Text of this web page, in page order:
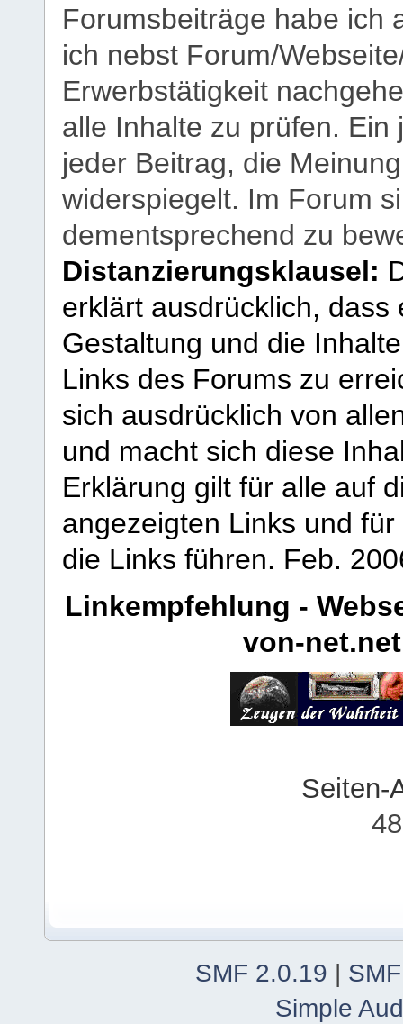
Forumsbeiträge habe ich
ich nebst Forum/
Erwerbstätigkeit
alle Inhalte zu prüfen.
jeder Beitrag, die
widerspiegelt. Im Forum
dementsprechend zu
Distanzierungsklausel:
erklärt ausdrücklich,
Gestaltung und die
Links des Forums zu
sich ausdrücklich von
und macht sich diese
Erklärung gilt für alle auf
angezeigten Links und
die Links führen. Feb.
Linkempfehlung -
von-net.net
Seiten-
SMF 2.0.19
Simple